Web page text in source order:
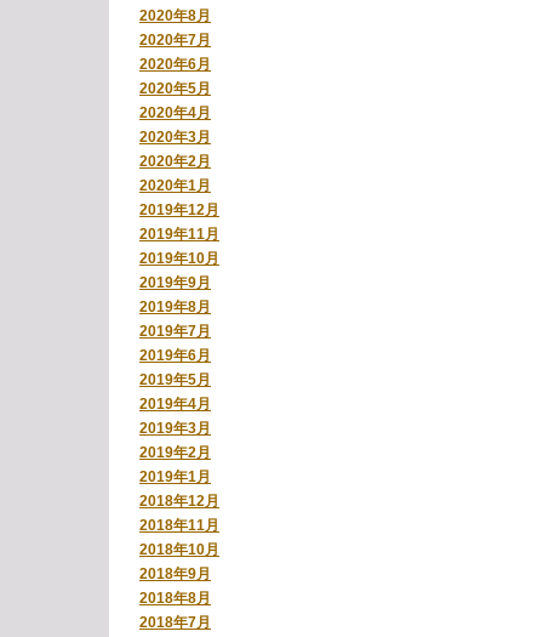
2020年8月
2020年7月
2020年6月
2020年5月
2020年4月
2020年3月
2020年2月
2020年1月
2019年12月
2019年11月
2019年10月
2019年9月
2019年8月
2019年7月
2019年6月
2019年5月
2019年4月
2019年3月
2019年2月
2019年1月
2018年12月
2018年11月
2018年10月
2018年9月
2018年8月
2018年7月